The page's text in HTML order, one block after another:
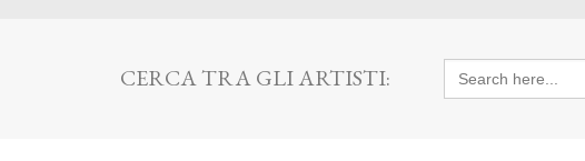
CERCA TRA GLI ARTISTI: Search
for: